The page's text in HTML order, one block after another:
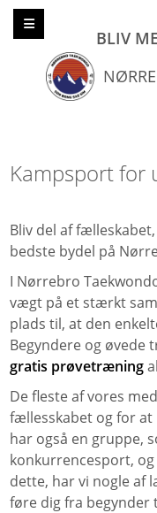
BLIV
Kampsport for
Bliv del af
bedste bydel på
I Nørrebro
vægt på et stærkt
plads til, at den
Begyndere og øvede
gratis prøvetræning
De fleste af vores
fællesskabet og for at
har også en gruppe,
konkurrencesport,
dette, har vi nogle af
føre dig fra begynder